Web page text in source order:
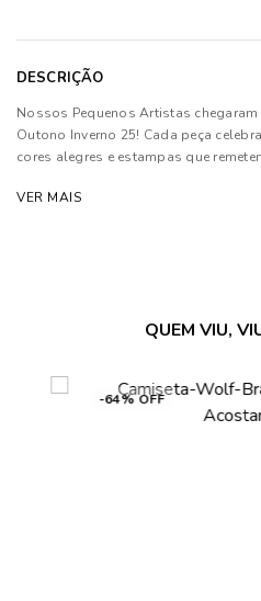
DESCRIÇÃO
Nossos Pequenos Artistas
Outono Inverno 25! Cada peça
cores alegres e estampas que
VER MAIS
QUEM VIU,
-66% OFF